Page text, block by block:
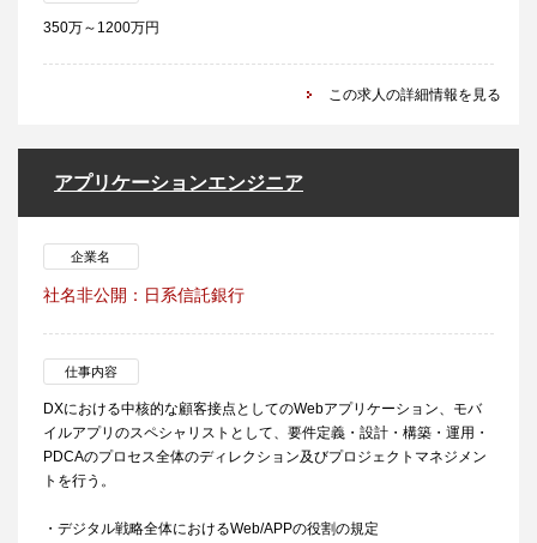
350万～1200万円
この求人の詳細情報を見る
アプリケーションエンジニア
企業名
社名非公開：日系信託銀行
仕事内容
DXにおける中核的な顧客接点としてのWebアプリケーション、モバ
イルアプリのスペシャリストとして、要件定義・設計・構築・運用・
PDCAのプロセス全体のディレクション及びプロジェクトマネジメン
トを行う。
・デジタル戦略全体におけるWeb/APPの役割の規定